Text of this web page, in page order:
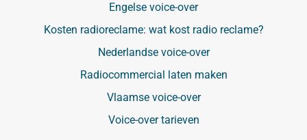
Engelse voice-over
Kosten radioreclame: wat kost radio reclame?
Nederlandse voice-over
Radiocommercial laten maken
Vlaamse voice-over
Voice-over tarieven